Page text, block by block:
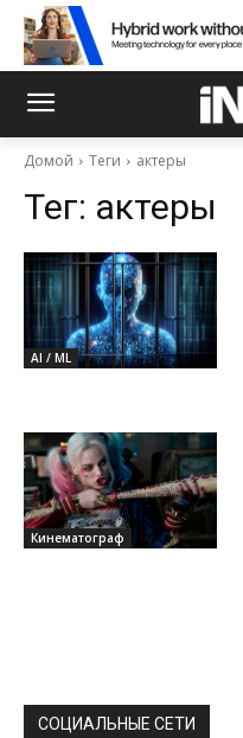
Домой Теги актеры
Тег: актеры
AI / ML
Кинематограф
СОЦИАЛЬНЫЕ СЕТИ